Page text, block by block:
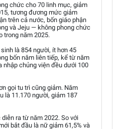
chức cho 70 linh mục, giảm
tương đương mức giảm
trên cả nước, bốn giáo phận
và Jeju — không phong chức
trong năm 2025.
là 854 người, ít hơn 45
bốn năm liên tiếp, kể từ năm
nhập chủng viện đều dưới 100
gọi tu trì cũng giảm. Năm
là 11.170 người, giảm 187
ra từ năm 2022. So với
bắt đầu là nữ giảm 61,5% và